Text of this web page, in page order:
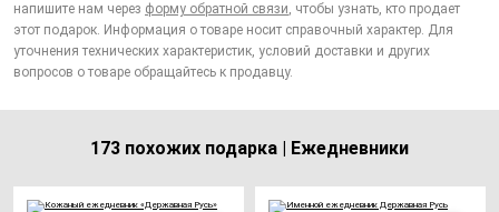
напишите нам через форму обратной связи, чтобы узнать, кто продает
этот подарок. Информация о товаре носит справочный характер. Для
уточнения технических характеристик, условий доставки и других
вопросов о товаре обращайтесь к продавцу.
173 похожих подарка | Ежедневники